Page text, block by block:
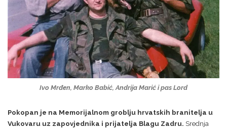
Ivo Mrđen, Marko Babić, Andrija Marić i pas Lord
Pokopan je na Memorijalnom groblju hrvatskih branitelja u
Vukovaru uz zapovjednika i prijatelja Blagu Zadru. Srednja